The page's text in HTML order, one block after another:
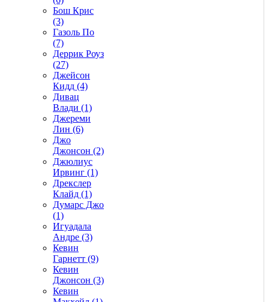
Бош Крис
(3)
Газоль По
(7)
Деррик Роуз
(27)
Джейсон
Кидд (4)
Дивац
Влади (1)
Джереми
Лин (6)
Джо
Джонсон (2)
Джюлиус
Ирвинг (1)
Дрекслер
Клайд (1)
Думарс Джо
(1)
Игуадала
Андре (3)
Кевин
Гарнетт (9)
Кевин
Джонсон (3)
Кевин